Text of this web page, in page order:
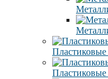
Пластиковые